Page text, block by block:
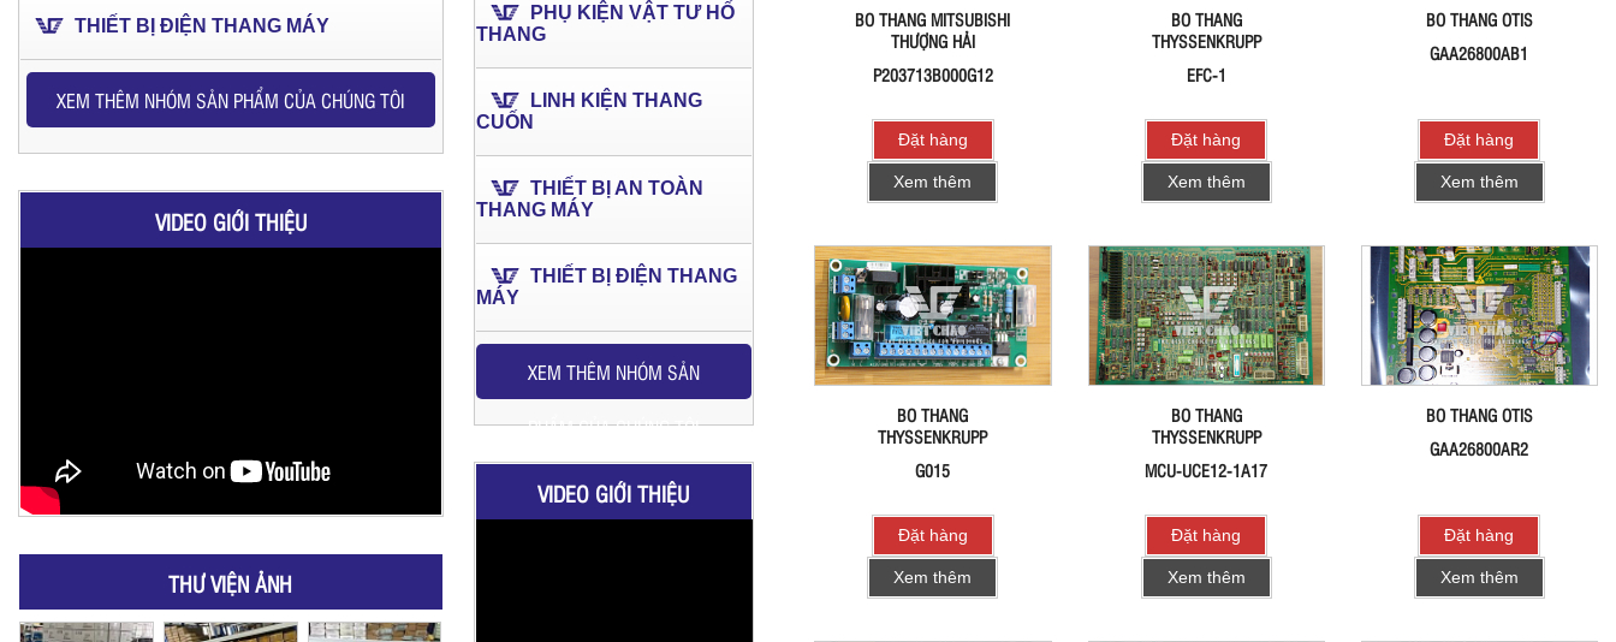
THIẾT BỊ ĐIỆN THANG MÁY
XEM THÊM NHÓM SẢN PHẨM CỦA CHÚNG TÔI
VIDEO GIỚI THIỆU
THƯ VIỆN ẢNH
PHỤ KIỆN VẬT TƯ HỐ
THANG
LINH KIỆN THANG
CUỐN
THIẾT BỊ AN TOÀN
THANG MÁY
THIẾT BỊ ĐIỆN THANG
MÁY
XEM THÊM NHÓM SẢN
PHẨM CỦA CHÚNG TÔI
VIDEO GIỚI THIỆU
BO THANG MITSUBISHI
THƯỢNG HẢI
P203713B000G12
Đặt hàng
Xem thêm
BO THANG
THYSSENKRUPP
EFC-1
Đặt hàng
Xem thêm
BO THANG OTIS
GAA26800AB1
Đặt hàng
Xem thêm
BO THANG
THYSSENKRUPP
G015
Đặt hàng
Xem thêm
BO THANG
THYSSENKRUPP
MCU-UCE12-1A17
Đặt hàng
Xem thêm
BO THANG OTIS
GAA26800AR2
Đặt hàng
Xem thêm